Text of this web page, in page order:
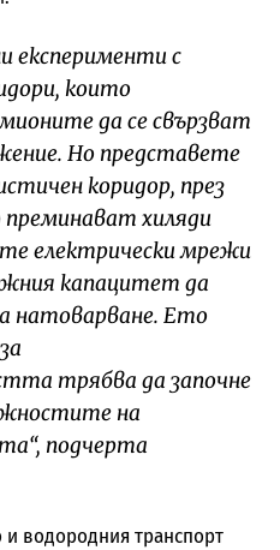
експерименти с
които
да се свързват
Но представете
коридор, през
хиляди
електрически мрежи
капацитет да
натоварване. Ето
трябва да започне
на
подчерта
и водородния транспорт